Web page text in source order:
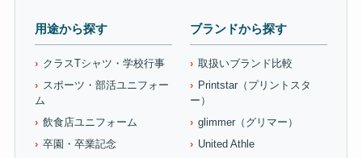
用途から探す
クラスTシャツ・学校行事
スポーツ・部活ユニフォー
ム
飲食店ユニフォーム
卒園・卒業記念
ブランドから探す
取扱いブランド比較
Printstar（プリントスタ
ー）
glimmer（グリマー）
United Athle